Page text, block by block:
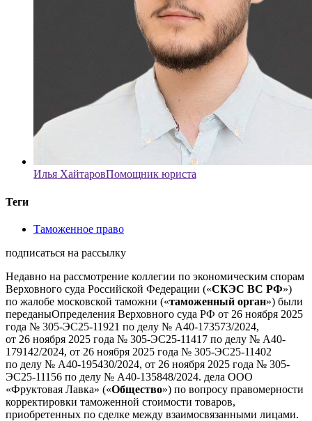
Илья ХайтаровПомощник юриста
Теги
Таможенное право
подписаться на рассылку
Недавно на рассмотрение коллегии по экономическим спорам
Верховного суда Российской Федерации («СКЭС ВС РФ»)
по жалобе московской таможни («таможенный орган») были
переданыОпределения Верховного суда РФ от 26 ноября 2025
года № 305-ЭС25-11921 по делу № А40-173573/2024,
от 26 ноября 2025 года № 305-ЭС25-11417 по делу № А40-
179142/2024, от 26 ноября 2025 года № 305-ЭС25-11402
по делу № А40-195430/2024, от 26 ноября 2025 года № 305-
ЭС25-11156 по делу № А40-135848/2024. дела ООО
«Фруктовая Лавка» («Общество») по вопросу правомерности
корректировки таможенной стоимости товаров,
приобретенных по сделке между взаимосвязанными лицами.